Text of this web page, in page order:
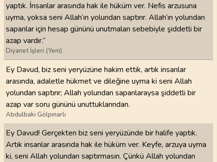
yaptık. İnsanlar arasında hak ile hüküm ver. Nefis arzusuna
uyma, yoksa seni Allah’ın yolundan saptırır. Allah’ın yolundan
sapanlar için hesap gününü unutmaları sebebiyle şiddetli bir
azap vardır.”
Diyanet İşleri (Yeni)
Ey Davud, biz seni yeryüzüne hakim ettik, artık insanlar
arasında, adaletle hükmet ve dileğine uyma ki seni Allah
yolundan saptırır; Allah yolundan sapanlaraysa şiddetli bir
azap var soru gününü unuttuklarından.
Abdulbaki Gölpınarlı
Ey Davud! Gerçekten biz seni yeryüzünde bir halife yaptık.
Artık insanlar arasında hak ile hüküm ver. Keyfe, arzuya uyma
ki, seni Allah yolundan saptırmasın. Çünkü Allah yolundan